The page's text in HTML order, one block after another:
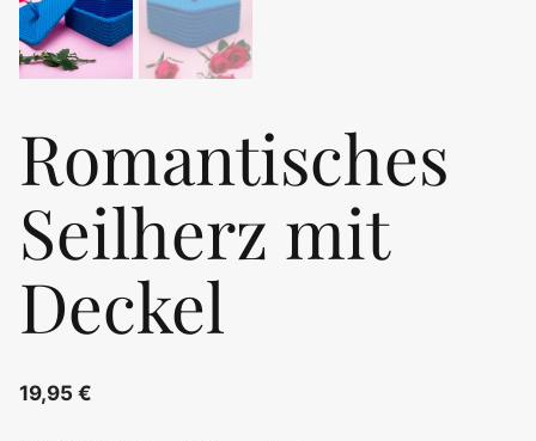
Romantisches
Seilherz mit
Deckel
19,95 €